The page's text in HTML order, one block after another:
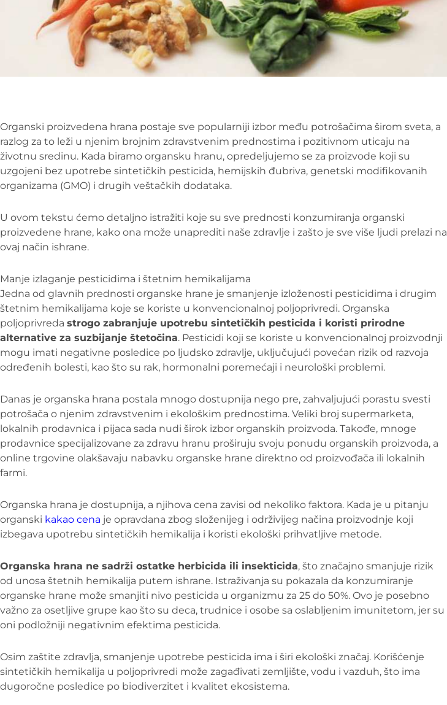
Organski proizvedena hrana postaje sve popularniji izbor među potrošačima širom sveta, a
razlog za to leži u njenim brojnim zdravstvenim prednostima i pozitivnom uticaju na
životnu sredinu. Kada biramo organsku hranu, opredeljujemo se za proizvode koji su
uzgojeni bez upotrebe sintetičkih pesticida, hemijskih đubriva, genetski modifikovanih
organizama (GMO) i drugih veštačkih dodataka.
U ovom tekstu ćemo detaljno istražiti koje su sve prednosti konzumiranja organski
proizvedene hrane, kako ona može unaprediti naše zdravlje i zašto je sve više ljudi prelazi na
ovaj način ishrane.
Manje izlaganje pesticidima i štetnim hemikalijama
Jedna od glavnih prednosti organske hrane je smanjenje izloženosti pesticidima i drugim
štetnim hemikalijama koje se koriste u konvencionalnoj poljoprivredi. Organska
poljoprivreda strogo zabranjuje upotrebu sintetičkih pesticida i koristi prirodne
alternative za suzbijanje štetočina. Pesticidi koji se koriste u konvencionalnoj proizvodnji
mogu imati negativne posledice po ljudsko zdravlje, uključujući povećan rizik od razvoja
određenih bolesti, kao što su rak, hormonalni poremećaji i neurološki problemi.
Danas je organska hrana postala mnogo dostupnija nego pre, zahvaljujući porastu svesti
potrošača o njenim zdravstvenim i ekološkim prednostima. Veliki broj supermarketa,
lokalnih prodavnica i pijaca sada nudi širok izbor organskih proizvoda. Takođe, mnoge
prodavnice specijalizovane za zdravu hranu proširuju svoju ponudu organskih proizvoda, a
online trgovine olakšavaju nabavku organske hrane direktno od proizvođača ili lokalnih
farmi.
Organska hrana je dostupnija, a njihova cena zavisi od nekoliko faktora. Kada je u pitanju
organski kakao cena je opravdana zbog složenijeg i održivijeg načina proizvodnje koji
izbegava upotrebu sintetičkih hemikalija i koristi ekološki prihvatljive metode.
Organska hrana ne sadrži ostatke herbicida ili insekticida, što značajno smanjuje rizik
od unosa štetnih hemikalija putem ishrane. Istraživanja su pokazala da konzumiranje
organske hrane može smanjiti nivo pesticida u organizmu za 25 do 50%. Ovo je posebno
važno za osetljive grupe kao što su deca, trudnice i osobe sa oslabljenim imunitetom, jer su
oni podložniji negativnim efektima pesticida.
Osim zaštite zdravlja, smanjenje upotrebe pesticida ima i širi ekološki značaj. Korišćenje
sintetičkih hemikalija u poljoprivredi može zagađivati zemljište, vodu i vazduh, što ima
dugoročne posledice po biodiverzitet i kvalitet ekosistema.